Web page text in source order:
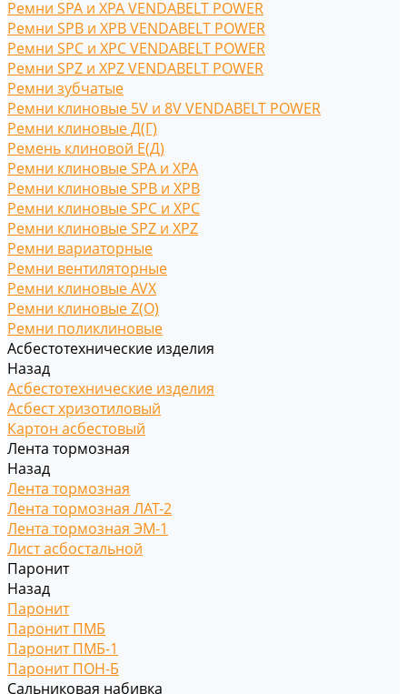
Ремни SPA и XPA VENDABELT POWER
Ремни SPB и XPB VENDABELT POWER
Ремни SPC и XPC VENDABELT POWER
Ремни SPZ и XPZ VENDABELT POWER
Ремни зубчатые
Ремни клиновые 5V и 8V VENDABELT POWER
Ремни клиновые Д(Г)
Ремень клиновой Е(Д)
Ремни клиновые SPA и XPA
Ремни клиновые SPB и XPB
Ремни клиновые SPC и XPC
Ремни клиновые SPZ и XPZ
Ремни вариаторные
Ремни вентиляторные
Ремни клиновые AVX
Ремни клиновые Z(O)
Ремни поликлиновые
Асбестотехнические изделия
Назад
Асбестотехнические изделия
Асбест хризотиловый
Картон асбестовый
Лента тормозная
Назад
Лента тормозная
Лента тормозная ЛАТ-2
Лента тормозная ЭМ-1
Лист асбостальной
Паронит
Назад
Паронит
Паронит ПМБ
Паронит ПМБ-1
Паронит ПОН-Б
Сальниковая набивка